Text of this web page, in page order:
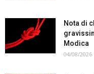
Nota di
Modica
04/08/2026